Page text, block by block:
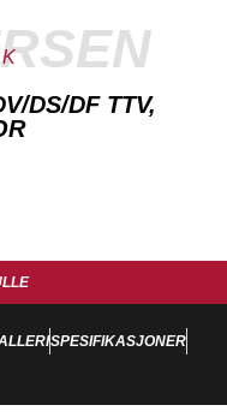
DS/DF TTV,
SPESIFIKASJONER